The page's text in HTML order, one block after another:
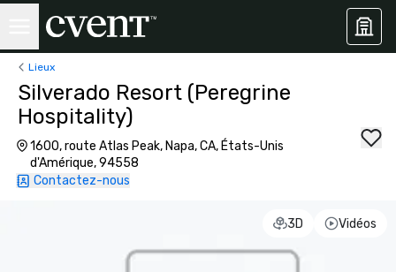
Lieux
Silverado Resort (Peregrine
Hospitality)
1600, route Atlas Peak, Napa, CA, États-Unis
d'Amérique, 94558
Contactez-nous
3D Vidéos